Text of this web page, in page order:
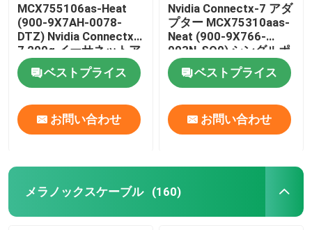
MCX755106as-Heat
(900-9X7AH-0078-
DTZ) Nvidia Connectx-
7 200g イーサネットア
ダプター、デュアルポ
ート ベストプライス
お問い合わせ
Nvidia Connectx-7 アダ
プター MCX75310aas-
Neat (900-9X766-
003N-SQ0) シングルポ
ート OSfp インフィニ
バンド: Ndr 400GB/S
(デフォルト速度) イー
サネット: 400gbe
ベストプライス
お問い合わせ
メラノックスケーブル (160)